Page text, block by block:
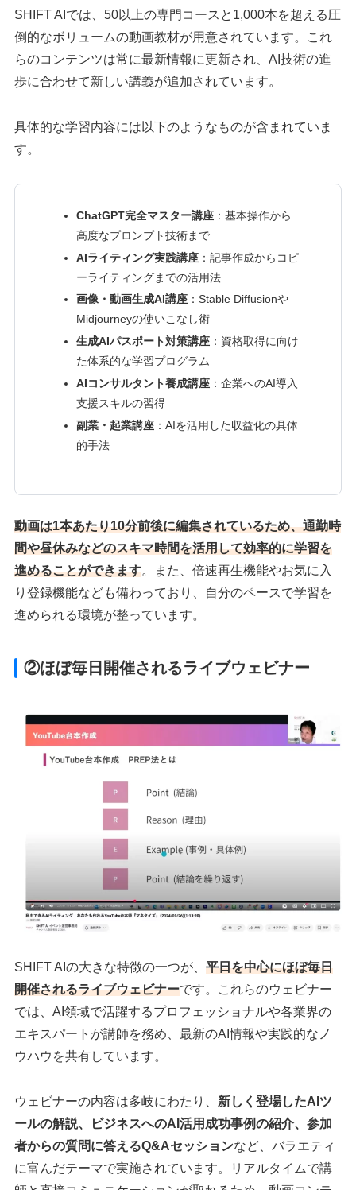
SHIFT AIでは、50以上の専門コースと1,000本を超える圧
倒的なボリュームの動画教材が用意されています。これ
らのコンテンツは常に最新情報に更新され、AI技術の進
歩に合わせて新しい講義が追加されています。
具体的な学習内容には以下のようなものが含まれていま
す。
ChatGPT完全マスター講座 ：基本操作から
高度なプロンプト技術まで
AIライティング実践講座 ：記事作成からコピ
ーライティングまでの活用法
画像・動画生成AI講座 ：Stable Diffusionや
Midjourneyの使いこなし術
生成AIパスポート対策講座 ：資格取得に向け
た体系的な学習プログラム
AIコンサルタント養成講座 ：企業へのAI導入
支援スキルの習得
副業・起業講座 ：AIを活用した収益化の具体
的手法
動画は1本あたり10分前後に編集されているため、通勤時
間や昼休みなどのスキマ時間を活用して効率的に学習を
進めることができます。また、倍速再生機能やお気に入
り登録機能なども備わっており、自分のペースで学習を
進められる環境が整っています。
②ほぼ毎日開催されるライブウェビナー
SHIFT AIの大きな特徴の一つが、平日を中心にほぼ毎日
開催されるライブウェビナーです。これらのウェビナー
では、AI領域で活躍するプロフェッショナルや各業界の
エキスパートが講師を務め、最新のAI情報や実践的なノ
ウハウを共有しています。
ウェビナーの内容は多岐にわたり、 新しく登場したAIツ
ールの解説、ビジネスへのAI活用成功事例の紹介、参加
者からの質問に答えるQ&Aセッションなど、バラエティ
に富んだテーマで実施されています。リアルタイムで講